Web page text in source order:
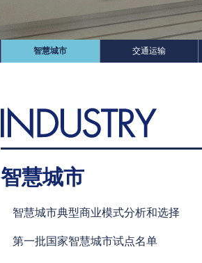
智慧城市 交通运输
智慧城市
智慧城市典型商业模式分析和选择
第一批国家智慧城市试点名单